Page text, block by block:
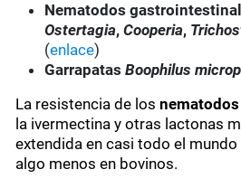
Nematodos
Ostertagia,Cooperia,
(enlace)
GarrapatasBoophilus
La resistencia de los
la ivermectina y otras lactonas
extendida en casi todo el
algo menos en bovinos.